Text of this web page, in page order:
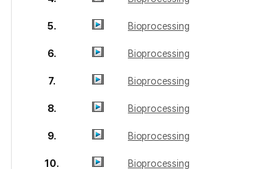
5. Bioprocessing
6. Bioprocessing
7. Bioprocessing
8. Bioprocessing
9. Bioprocessing
10. Bioprocessing